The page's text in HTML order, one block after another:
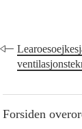
Forsiden